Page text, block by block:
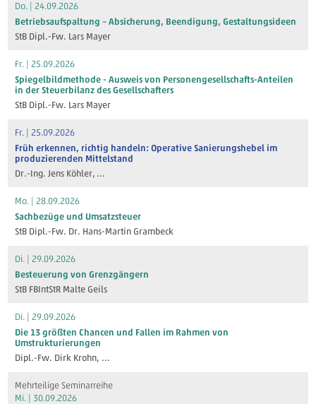
Do. | 24.09.2026
Betriebsaufspaltung – Absicherung, Beendigung, Gestaltungsideen
StB Dipl.-Fw. Lars Mayer
Fr. | 25.09.2026
Spiegelbildmethode - Ausweis von Personengesellschafts-Anteilen
in der Steuerbilanz des Gesellschafters
StB Dipl.-Fw. Lars Mayer
Fr. | 25.09.2026
Früh erkennen, richtig handeln: Operative Sanierungshebel im
produzierenden Mittelstand
Dr.-Ing. Jens Köhler, ...
Mo. | 28.09.2026
Sachbezüge und Umsatzsteuer
StB Dipl.-Fw. Dr. Hans-Martin Grambeck
Di. | 29.09.2026
Besteuerung von Grenzgängern
StB FBIntStR Malte Geils
Di. | 29.09.2026
Die 13 größten Chancen und Fallen im Rahmen von
Umstrukturierungen
Dipl.-Fw. Dirk Krohn, ...
Mehrteilige Seminarreihe
Mi. | 30.09.2026